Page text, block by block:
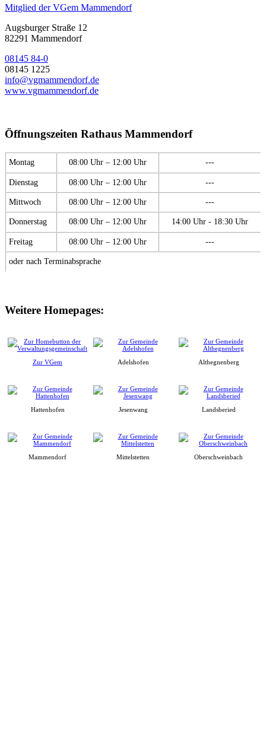
Mitglied der VGem Mammendorf
Augsburger Straße 12
82291 Mammendorf
08145 84-0
08145 1225
info@vgmammendorf.de
www.vgmammendorf.de
Öffnungszeiten Rathaus Mammendorf
Montag 08:00 Uhr – 12:00 Uhr ---
Dienstag 08:00 Uhr – 12:00 Uhr ---
Mittwoch 08:00 Uhr – 12:00 Uhr ---
Donnerstag 08:00 Uhr – 12:00 Uhr 14:00 Uhr - 18:30 Uhr
Freitag 08:00 Uhr – 12:00 Uhr ---
oder nach Terminabsprache
Weitere Homepages:
Zur VGem Adelshofen Althegnenberg
Hattenhofen Jesenwang Landsberied
Mammendorf Mittelstetten Oberschweinbach